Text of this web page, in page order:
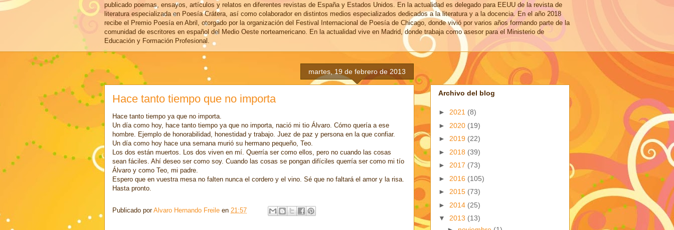
publicado poemas, ensayos, artículos y relatos en diferentes revistas de España y Estados Unidos. En la actualidad es delegado para EEUU de la revista de
literatura especializada en Poesía Crátera, así como colaborador en distintos medios especializados dedicados a la literatura y a la docencia. En el año 2018
recibe el Premio Poesía en Abril, otorgado por la organización del Festival Internacional de Poesía de Chicago, donde vivió por varios años formando parte de la
comunidad de escritores en español del Medio Oeste norteamericano. En la actualidad vive en Madrid, donde trabaja como asesor para el Ministerio de
Educación y Formación Profesional.
martes, 19 de febrero de 2013
Hace tanto tiempo que no importa
Hace tanto tiempo ya que no importa.
Un día como hoy, hace tanto tiempo ya que no importa, nació mi tio Álvaro. Cómo quería a ese
hombre. Ejemplo de honorabilidad, honestidad y trabajo. Juez de paz y persona en la que confiar.
Un día como hoy hace una semana murió su hermano pequeño, Teo.
Los dos están muertos. Los dos viven en mí. Querría ser como ellos, pero no cuando las cosas
sean fáciles. Ahí deseo ser como soy. Cuando las cosas se pongan difíciles querría ser como mi tío
Álvaro y como Teo, mi padre.
Espero que en vuestra mesa no falten nunca el cordero y el vino. Sé que no faltará el amor y la risa.
Hasta pronto.
Publicado porAlvaro Hernando Freile en 21:57
Archivo del blog
► 2021 (8)
► 2020 (19)
► 2019 (22)
► 2018 (39)
► 2017 (73)
► 2016 (105)
► 2015 (73)
► 2014 (25)
▼ 2013 (13)